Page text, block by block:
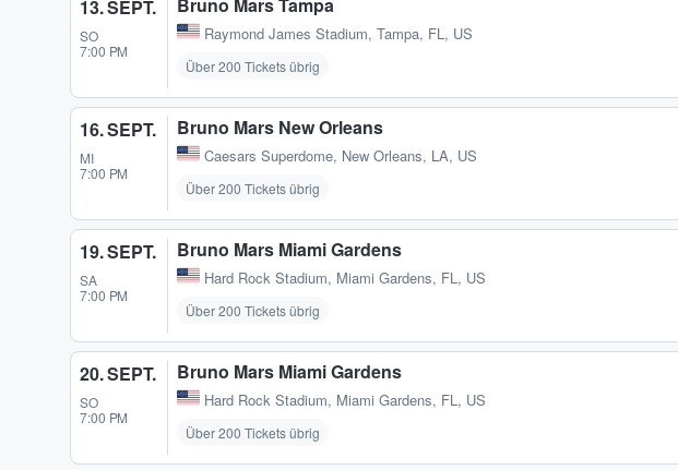
13. SEPT.
SO
7:00 PM
Raymond James Stadium, Tampa, FL, US
Über 200 Tickets übrig
16. SEPT.
MI
7:00 PM
Bruno Mars New Orleans
Caesars Superdome, New Orleans, LA, US
Über 200 Tickets übrig
19. SEPT.
SA
7:00 PM
Bruno Mars Miami Gardens
Hard Rock Stadium, Miami Gardens, FL, US
Über 200 Tickets übrig
20. SEPT.
SO
7:00 PM
Bruno Mars Miami Gardens
Hard Rock Stadium, Miami Gardens, FL, US
Über 200 Tickets übrig